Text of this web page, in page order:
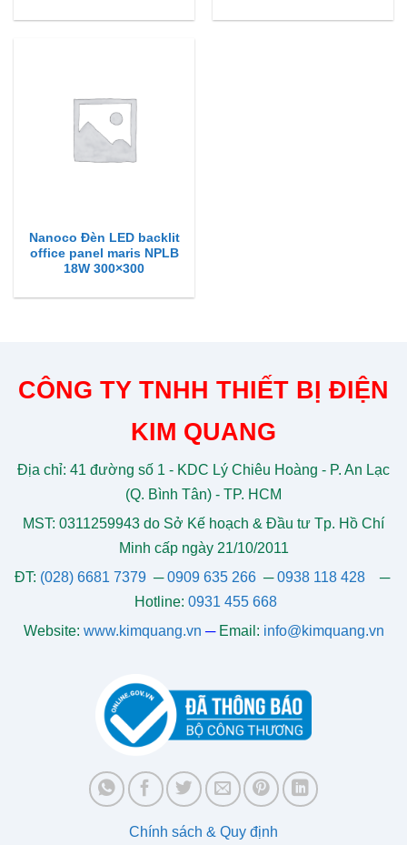
Nanoco Đèn LED backlit
office panel maris NPLB
18W 300×300
CÔNG TY TNHH THIẾT BỊ ĐIỆN
KIM QUANG
Địa chỉ: 41 đường số 1 - KDC Lý Chiêu Hoàng - P. An Lạc
(Q. Bình Tân) - TP. HCM
MST: 0311259943 do Sở Kế hoạch & Đầu tư Tp. Hồ Chí
Minh cấp ngày 21/10/2011
ĐT: (028) 6681 7379 ─0909 635 266─0938 118 428─
Hotline: 0931 455 668
Website: www.kimquang.vn ─ Email: info@kimquang.vn
Chính sách & Quy định